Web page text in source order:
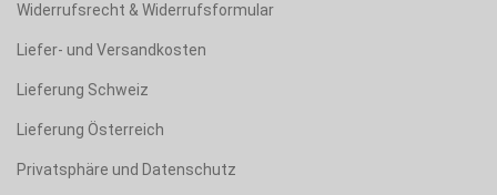
Widerrufsrecht & Widerrufsformular
Liefer- und Versandkosten
Lieferung Schweiz
Lieferung Österreich
Privatsphäre und Datenschutz